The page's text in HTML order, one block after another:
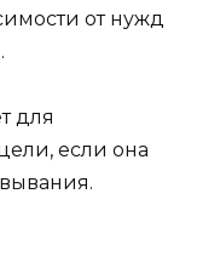
от нужд
для
если она